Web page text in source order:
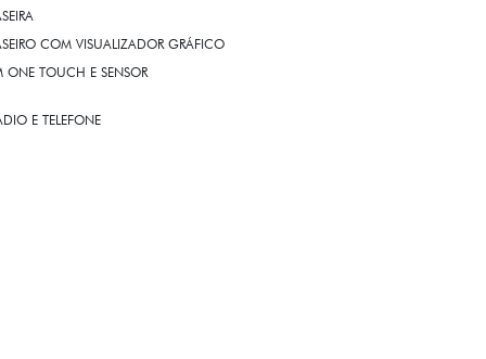
COM VISUALIZADOR GRÁFICO
ONE TOUCH E SENSOR
E TELEFONE